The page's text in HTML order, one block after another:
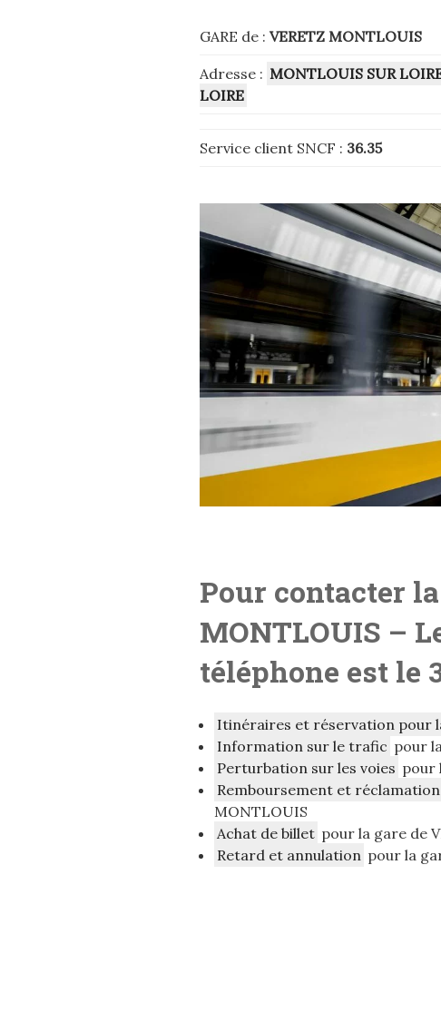
GARE de : VERETZ MONTLOUIS
Adresse : MONTLOUIS SUR
LOIRE
Service client SNCF : 36.35
Pour contacter
MONTLOUIS – L
téléphone est le
Itinéraires et réservation pour
Information sur le trafic pour
Perturbation sur les voies pour
Remboursement et réclamation
MONTLOUIS
Achat de billet pour la gare de
Retard et annulation pour la